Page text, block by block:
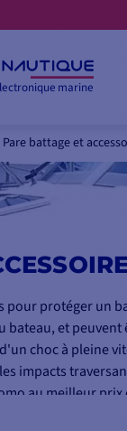
marine
Pare battage et
protéger un
bateau, et
choc à pleine
impacts
au meilleur